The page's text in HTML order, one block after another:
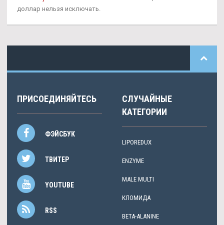
доллар нельзя исключать.
ПРИСОЕДИНЯЙТЕСЬ
ФЭЙСБУК
ТВИТЕР
YOUTUBE
RSS
СЛУЧАЙНЫЕ
КАТЕГОРИИ
LIPOREDUX
ENZYME
MALE MULTI
КЛОМИДА
BETA-ALANINE